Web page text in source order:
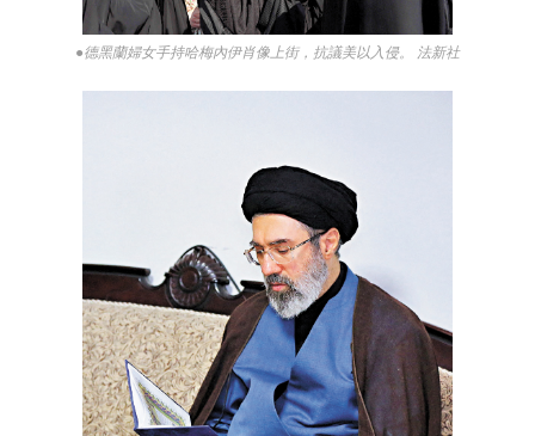
●德黑蘭婦女手持哈梅內伊肖像上街，抗議美以入侵。 法新社